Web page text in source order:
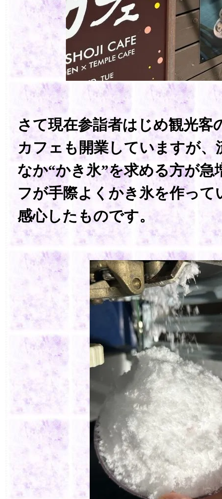
さて現在参詣者はじめ観光客
カフェも開業していますが、
なか“かき氷”を求める方が
フが手際よくかき氷を作って
感心したものです。